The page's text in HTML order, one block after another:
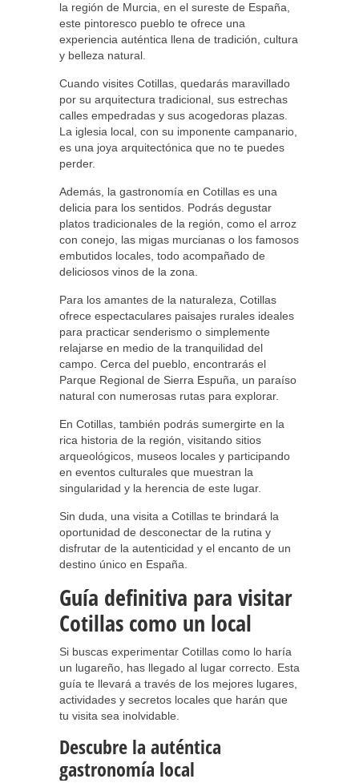
la región de Murcia, en el sureste de España,
este pintoresco pueblo te ofrece una
experiencia auténtica llena de tradición, cultura
y belleza natural.
Cuando visites Cotillas, quedarás maravillado
por su arquitectura tradicional, sus estrechas
calles empedradas y sus acogedoras plazas.
La iglesia local, con su imponente campanario,
es una joya arquitectónica que no te puedes
perder.
Además, la gastronomía en Cotillas es una
delicia para los sentidos. Podrás degustar
platos tradicionales de la región, como el arroz
con conejo, las migas murcianas o los famosos
embutidos locales, todo acompañado de
deliciosos vinos de la zona.
Para los amantes de la naturaleza, Cotillas
ofrece espectaculares paisajes rurales ideales
para practicar senderismo o simplemente
relajarse en medio de la tranquilidad del
campo. Cerca del pueblo, encontrarás el
Parque Regional de Sierra Espuña, un paraíso
natural con numerosas rutas para explorar.
En Cotillas, también podrás sumergirte en la
rica historia de la región, visitando sitios
arqueológicos, museos locales y participando
en eventos culturales que muestran la
singularidad y la herencia de este lugar.
Sin duda, una visita a Cotillas te brindará la
oportunidad de desconectar de la rutina y
disfrutar de la autenticidad y el encanto de un
destino único en España.
Guía definitiva para visitar
Cotillas como un local
Si buscas experimentar Cotillas como lo haría
un lugareño, has llegado al lugar correcto. Esta
guía te llevará a través de los mejores lugares,
actividades y secretos locales que harán que
tu visita sea inolvidable.
Descubre la auténtica
gastronomía local